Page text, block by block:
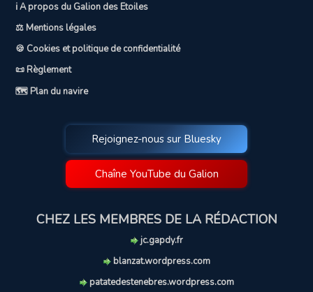
ℹ️ A propos du Galion des Etoiles
⚖️ Mentions légales
🍪 Cookies et politique de confidentialité
📜 Règlement
🗺️ Plan du navire
Rejoignez-nous sur Bluesky
Chaîne YouTube du Galion
CHEZ LES MEMBRES DE LA RÉDACTION
jc.gapdy.fr
blanzat.wordpress.com
patatedestenebres.wordpress.com